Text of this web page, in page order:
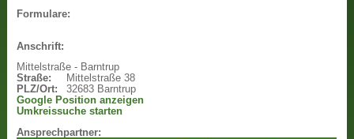
Formulare:
Anschrift:
Mittelstraße - Barntrup
Straße:
Mittelstraße 38
PLZ/Ort:
32683 Barntrup
Google Position anzeigen
Umkreissuche starten
Ansprechpartner: